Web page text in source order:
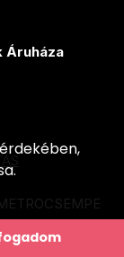
Áruháza
FALBURKOLAT